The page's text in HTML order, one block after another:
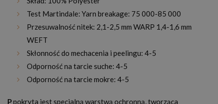
Test Martindale: Yarn breakage: 75 000-85 000
Przesuwalność nitek: 2,1-2,5 mm WARP 1,4-1,6 mm
WEFT
Skłonność do mechacenia i peelingu: 4-5
Odporność na tarcie suche: 4-5
Odporność na tarcie mokre: 4-5
Ppokryta jest specjalną warstwą ochronną, tworząca